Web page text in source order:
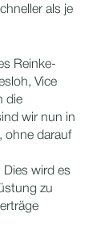
als je
Reinke-
Vice
die
wir nun in
ohne darauf
Dies wird es
zu